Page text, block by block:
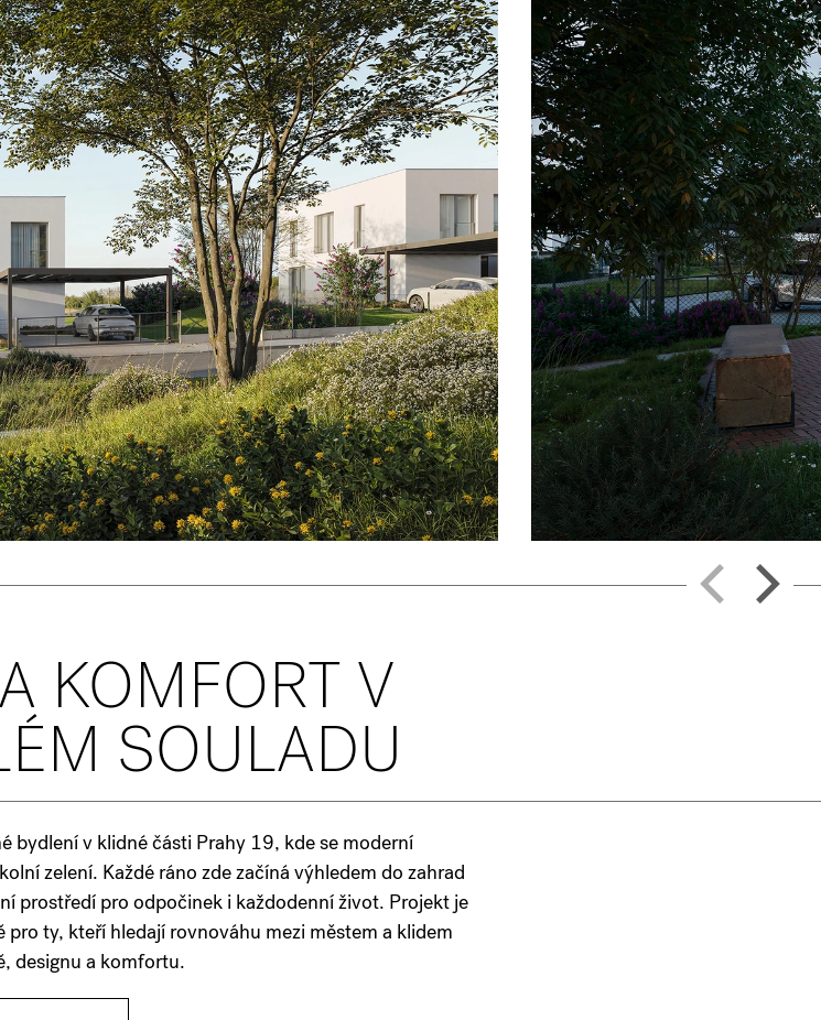
KOMFORT V
SOULADU
bydlení v klidné části Prahy 19, kde se moderní
zelení. Každé ráno zde začíná výhledem do zahrad
prostředí pro odpočinek i každodenní život. Projekt je
ty, kteří hledají rovnováhu mezi městem a klidem
designu a komfortu.